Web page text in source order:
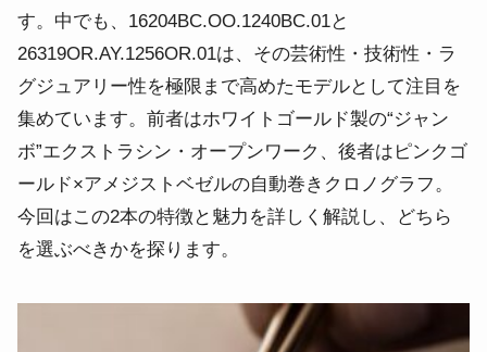
す。中でも、16204BC.OO.1240BC.01と
26319OR.AY.1256OR.01は、その芸術性・技術性・ラ
グジュアリー性を極限まで高めたモデルとして注目を
集めています。前者はホワイトゴールド製の“ジャン
ボ”エクストラシン・オープンワーク、後者はピンクゴ
ールド×アメジストベゼルの自動巻きクロノグラフ。
今回はこの2本の特徴と魅力を詳しく解説し、どちら
を選ぶべきかを探ります。